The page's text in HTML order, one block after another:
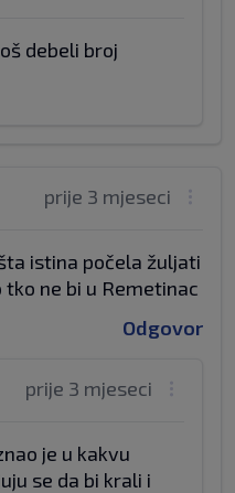
debeli broj
prije 3 mjeseci
istina počela žuljati
ne bi u Remetinac
Odgovor
prije 3 mjeseci
je u kakvu
se da bi krali i